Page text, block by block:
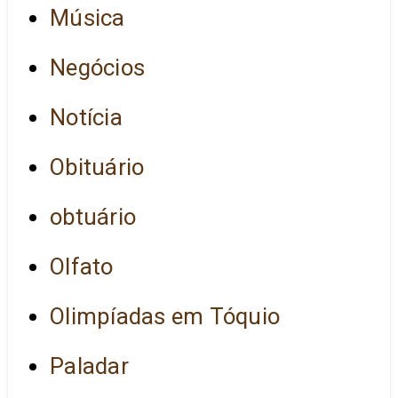
Música
Negócios
Notícia
Obituário
obtuário
Olfato
Olimpíadas em Tóquio
Paladar